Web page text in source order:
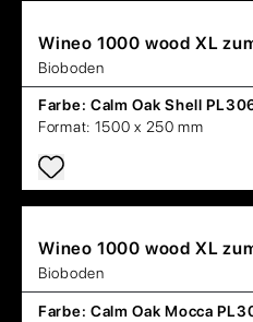
Wineo 1000 wood XL
Bioboden
Farbe: Calm Oak Shell
Format: 1500 x 250 mm
Wineo 1000 wood XL
Bioboden
Farbe: Calm Oak Mocca